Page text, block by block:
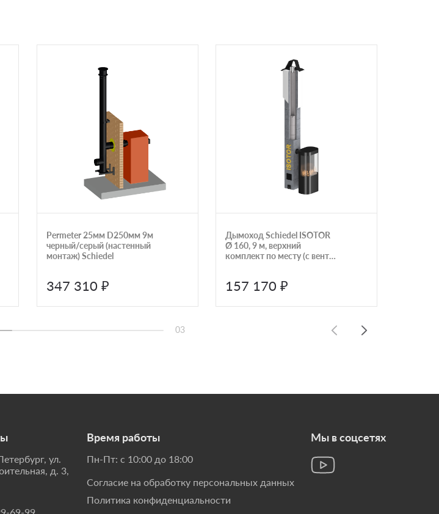
Permeter 25мм D250мм 9м
черный/серый (настенный
монтаж) Schiedel
347 310 ₽
Дымоход Schiedel ISOTOR
Ø 160, 9 м, верхний
комплект по месту (с вент.
157 170 ₽
03
ул.
д. 3,
Время работы
Пн-Пт: с 10:00 до 18:00
Согласие на обработку персональных данных
Политика конфиденциальности
Мы в соцсетях